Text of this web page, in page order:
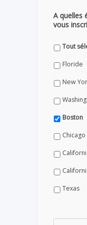
A quelles
vous
Tout
Floride
New
Boston
Texas